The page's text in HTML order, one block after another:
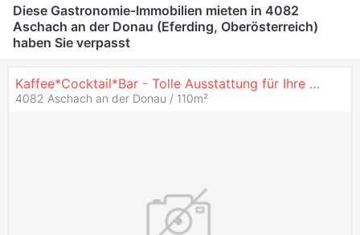
Diese Gastronomie-Immobilien mieten in 4082
Aschach an der Donau (Eferding, Oberösterreich)
haben Sie verpasst
Kaffee*Cocktail*Bar - Tolle Ausstattung für Ihre GAST Gewerbe IDEE
4082 Aschach an der Donau / 110m²